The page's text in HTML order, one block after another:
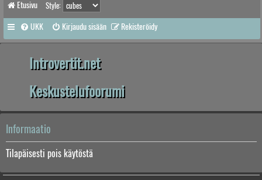
Etusivu Style:
UKK Kirjaudu sisään Rekisteröidy
Introvertit.net
Keskustelufoorumi
Informaatio
Tilapäisesti pois käytöstä